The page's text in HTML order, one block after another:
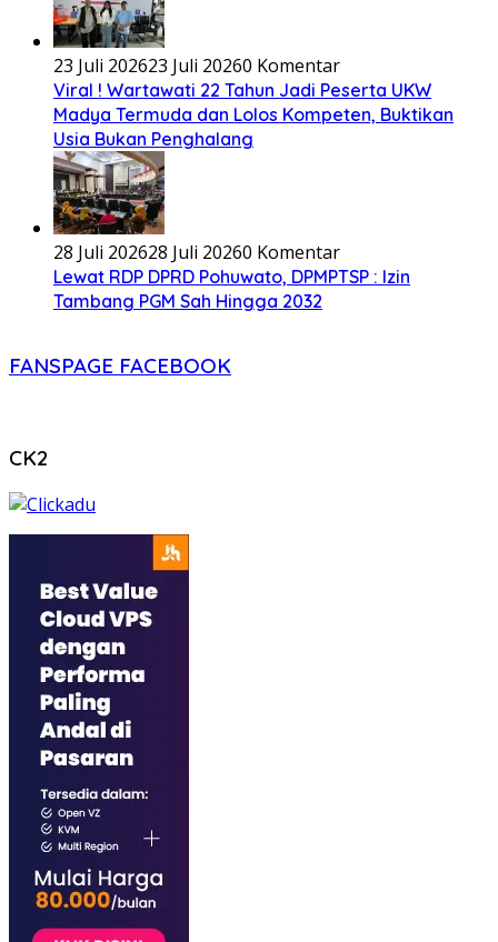
23 Juli 202623 Juli 20260 Komentar
Viral ! Wartawati 22 Tahun Jadi Peserta UKW
Madya Termuda dan Lolos Kompeten, Buktikan
Usia Bukan Penghalang
28 Juli 202628 Juli 20260 Komentar
Lewat RDP DPRD Pohuwato, DPMPTSP : Izin
Tambang PGM Sah Hingga 2032
FANSPAGE FACEBOOK
CK2